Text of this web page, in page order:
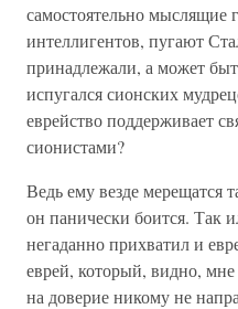
самостоятельно мыслящие
интеллигентов, пугают
принадлежали, а может
испугался сионских
еврейство поддерживает
сионистами?
Ведь ему везде мерещатся
он панически боится. Так
негаданно прихватил и
еврей, который, видно, мне
на доверие никому не